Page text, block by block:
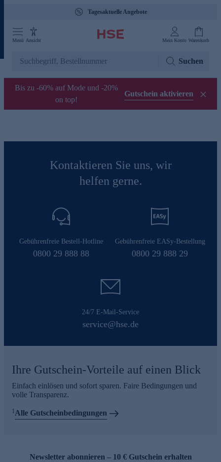
Tagesaktuelle Angebote
Menü Ansicht Mein Konto Warenkorb
Suchen
Bis zu -60% auf Mode und -20%
on top!
Gutschein aktivieren
Kontaktieren Sie uns, wir
helfen gerne.
Gebührenfreie Bestell-Hotline
0800 29 888 88
Gebührenfreie EASy-Bestellung
0800 29 888 29
24/7 E-Mail-Service
service@hse.de
Ihre Gutschein-Vorteile auf einen Blick
Einfach einlösen und sofort sparen. Faire Bedingungen und
volle Transparenz.
1Alle Gutscheinbedingungen
Newsletter abonnieren – 10 € Gutschein erhalten